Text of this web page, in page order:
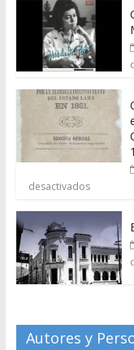
desactivados
Autores y